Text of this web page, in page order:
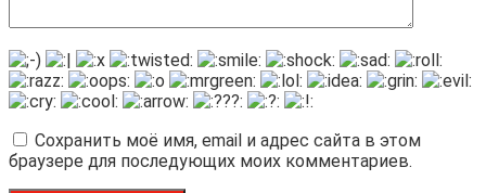
Сохранить моё имя, email и адрес сайта в этом
браузере для последующих моих комментариев.